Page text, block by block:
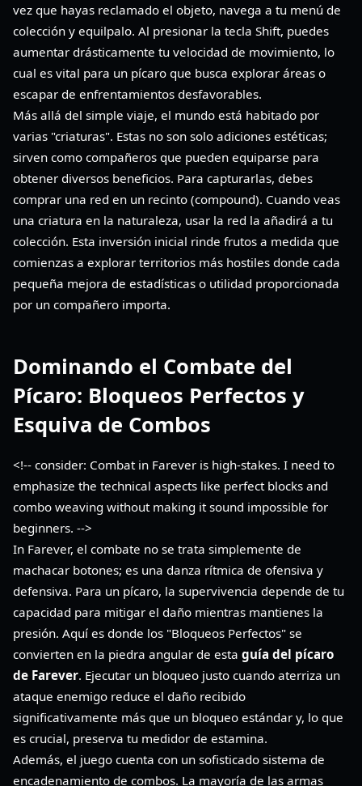
vez que hayas reclamado el objeto, navega a tu menú de
colección y equilpalo. Al presionar la tecla Shift, puedes
aumentar drásticamente tu velocidad de movimiento, lo
cual es vital para un pícaro que busca explorar áreas o
escapar de enfrentamientos desfavorables.
Más allá del simple viaje, el mundo está habitado por
varias "criaturas". Estas no son solo adiciones estéticas;
sirven como compañeros que pueden equiparse para
obtener diversos beneficios. Para capturarlas, debes
comprar una red en un recinto (compound). Cuando veas
una criatura en la naturaleza, usar la red la añadirá a tu
colección. Esta inversión inicial rinde frutos a medida que
comienzas a explorar territorios más hostiles donde cada
pequeña mejora de estadísticas o utilidad proporcionada
por un compañero importa.
Dominando el Combate del
Pícaro: Bloqueos Perfectos y
Esquiva de Combos
<!-- consider: Combat in Farever is high-stakes. I need to
emphasize the technical aspects like perfect blocks and
combo weaving without making it sound impossible for
beginners. -->
In Farever, el combate no se trata simplemente de
machacar botones; es una danza rítmica de ofensiva y
defensiva. Para un pícaro, la supervivencia depende de tu
capacidad para mitigar el daño mientras mantienes la
presión. Aquí es donde los "Bloqueos Perfectos" se
convierten en la piedra angular de esta guía del pícaro
de Farever. Ejecutar un bloqueo justo cuando aterriza un
ataque enemigo reduce el daño recibido
significativamente más que un bloqueo estándar y, lo que
es crucial, preserva tu medidor de estamina.
Además, el juego cuenta con un sofisticado sistema de
encadenamiento de combos. La mayoría de las armas